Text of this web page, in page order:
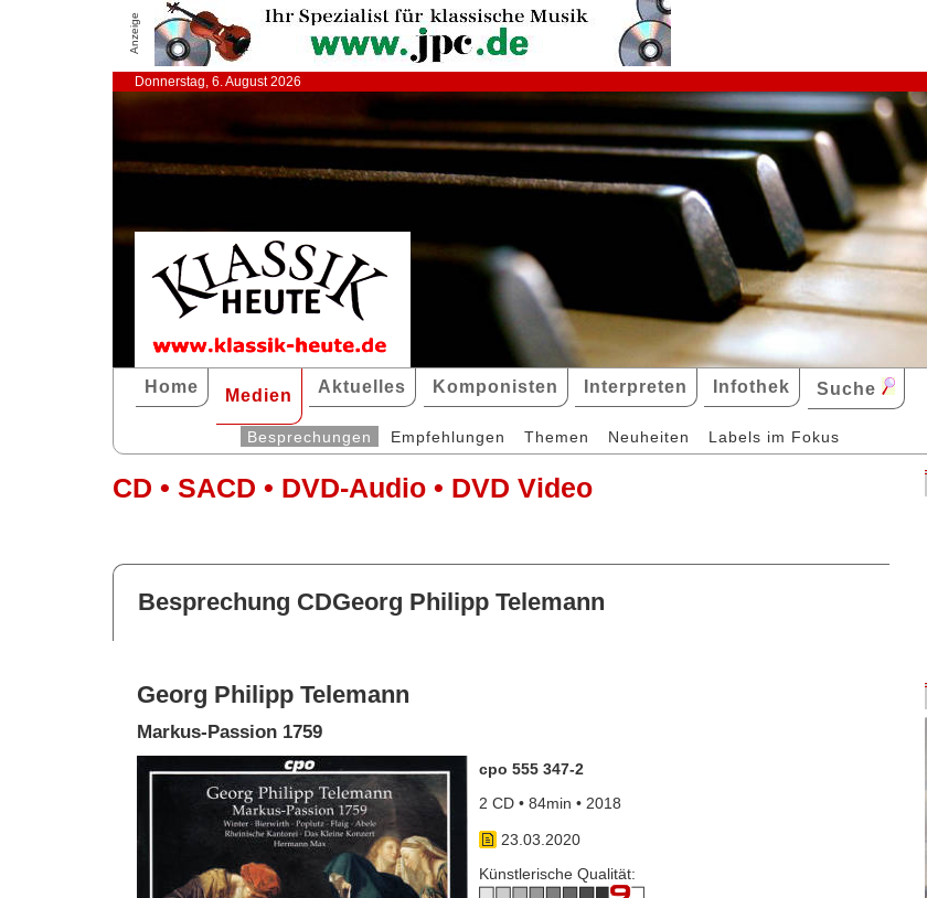
Anzeige
Donnerstag, 6. August 2026
Home Medien Aktuelles Komponisten Interpreten Infothek Suche
Besprechungen Empfehlungen Themen Neuheiten Labels im Fokus
CD • SACD • DVD-Audio • DVD Video
Besprechung CDGeorg Philipp Telemann
Georg Philipp Telemann
Markus-Passion 1759
cpo 555 347-2
2 CD • 84min • 2018
23.03.2020
Künstlerische Qualität: